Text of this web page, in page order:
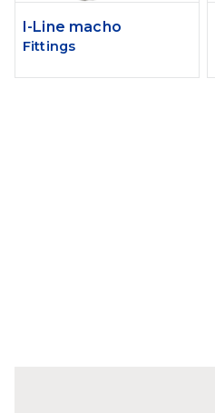
I-Line macho
Fittings